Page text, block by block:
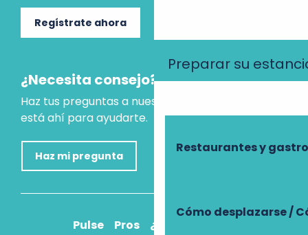
Preparar su
Restaurantes y
Cómo desplazarse /
Regístrate ahora
¿Necesita consejo?
Haz tus preguntas a nuestro asistente virtual, que
está ahí para ayudarte.
Haz mi pregunta
Pulse Pros ¿Cómo llegar?